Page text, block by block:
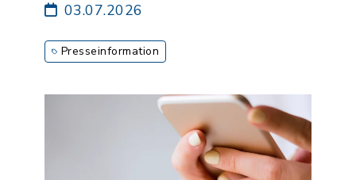
03.07.2026
Presseinformation